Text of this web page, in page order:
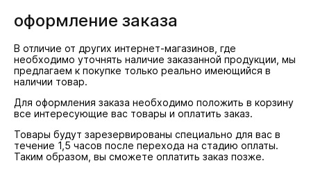
оформление заказа
В отличие от других интернет-магазинов, где
необходимо уточнять наличие заказанной продукции, мы
предлагаем к покупке только реально имеющийся в
наличии товар.
Для оформления заказа необходимо положить в корзину
все интересующие вас товары и оплатить заказ.
Товары будут зарезервированы специально для вас в
течение 1,5 часов после перехода на стадию оплаты.
Таким образом, вы сможете оплатить заказ позже.